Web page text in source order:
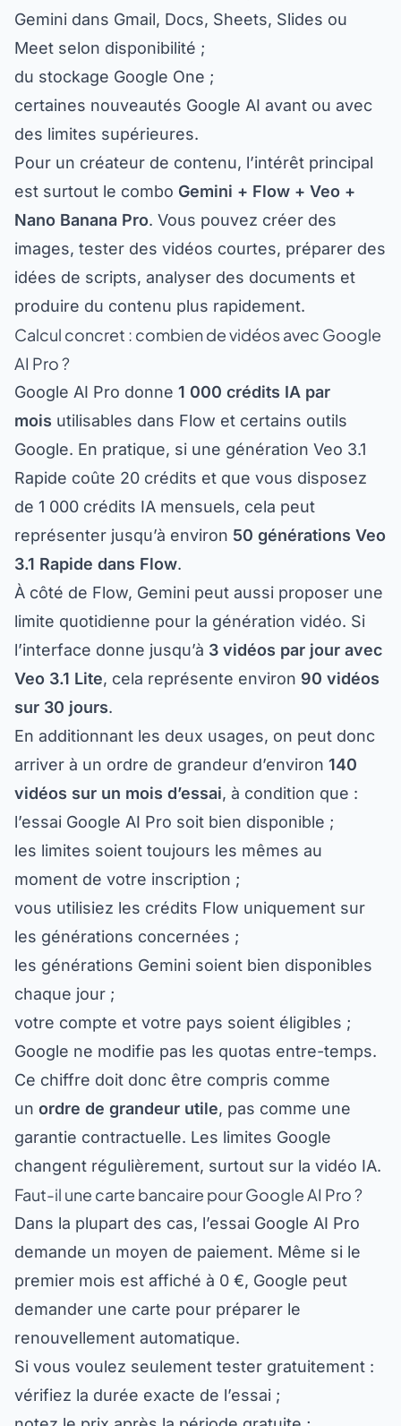
Gemini dans Gmail, Docs, Sheets, Slides ou
Meet selon disponibilité ;
du stockage Google One ;
certaines nouveautés Google AI avant ou avec
des limites supérieures.
Pour un créateur de contenu, l’intérêt principal
est surtout le combo Gemini + Flow + Veo +
Nano Banana Pro
. Vous pouvez créer des
images, tester des vidéos courtes, préparer des
idées de scripts, analyser des documents et
produire du contenu plus rapidement.
Calcul concret : combien de vidéos avec Google
AI Pro ?
Google AI Pro donne 1 000 crédits IA par
mois
utilisables dans Flow et certains outils
Google. En pratique, si une génération Veo 3.1
Rapide coûte 20 crédits et que vous disposez
de 1 000 crédits IA mensuels, cela peut
représenter jusqu’à environ 50 générations Veo
3.1 Rapide dans Flow
À côté de Flow, Gemini peut aussi proposer une
limite quotidienne pour la génération vidéo. Si
l’interface donne jusqu’à 3 vidéos par jour avec
Veo 3.1 Lite
, cela représente environ 90 vidéos
sur 30 jours
En additionnant les deux usages, on peut donc
arriver à un ordre de grandeur d’environ 140
vidéos sur un mois d’essai , à condition que :
l’essai Google AI Pro soit bien disponible ;
les limites soient toujours les mêmes au
moment de votre inscription ;
vous utilisiez les crédits Flow uniquement sur
les générations concernées ;
les générations Gemini soient bien disponibles
chaque jour ;
votre compte et votre pays soient éligibles ;
Google ne modifie pas les quotas entre-temps.
Ce chiffre doit donc être compris comme
ordre de grandeur utile
garantie contractuelle. Les limites Google
changent régulièrement, surtout sur la vidéo IA.
Faut-il une carte bancaire pour Google AI Pro ?
Dans la plupart des cas, l’essai Google AI Pro
demande un moyen de paiement. Même si le
premier mois est affiché à 0 €, Google peut
demander une carte pour préparer le
renouvellement automatique.
Si vous voulez seulement tester gratuitement :
vérifiez la durée exacte de l’essai ;
notez le prix après la période gratuite ;